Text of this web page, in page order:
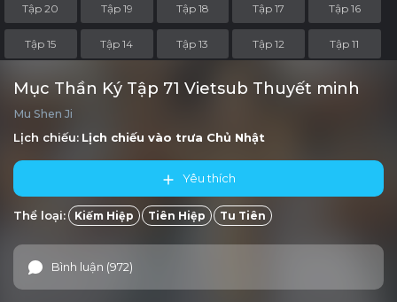
Tập 20 Tập 19 Tập 18 Tập 17 Tập 16
Tập 15 Tập 14 Tập 13 Tập 12 Tập 11
Tập 9 Tập 8 Tập 7 Tập 6
Tập 5
Mục Thần Ký Tập 71 Vietsub Thuyết minh
Mu Shen Ji
Lịch chiếu: Lịch chiếu vào trưa Chủ Nhật
Yêu thích
Thể loại: Kiếm Hiệp Tiên Hiệp Tu Tiên
Bình luận (972)